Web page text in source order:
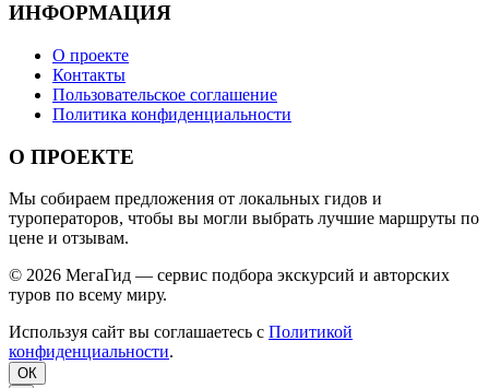
ИНФОРМАЦИЯ
О проекте
Контакты
Пользовательское соглашение
Политика конфиденциальности
О ПРОЕКТЕ
Мы собираем предложения от локальных гидов и
туроператоров, чтобы вы могли выбрать лучшие маршруты по
цене и отзывам.
© 2026 МегаГид — сервис подбора экскурсий и авторских
туров по всему миру.
Используя сайт вы соглашаетесь с Политикой
конфиденциальности.
ОК